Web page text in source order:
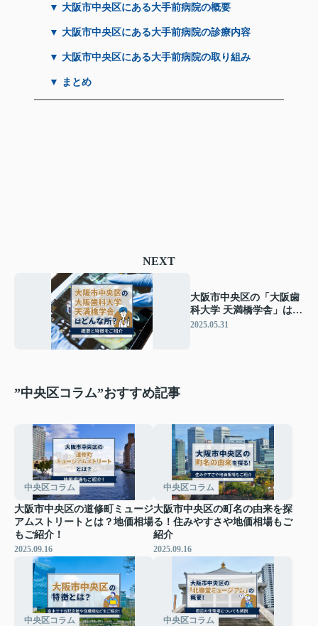
▼ 大阪市中央区にある大手前病院の概要
▼ 大阪市中央区にある大手前病院の診療内容
▼ 大阪市中央区にある大手前病院の取り組み
▼ まとめ
NEXT
大阪市中央区の「大阪歯
科大学 天満橋学舎」はど
んな所？概要と特徴をご
2025.05.31
”中央区コラム”おすすめ記事
中央区コラム
大阪市中央区の道修町ミュージ
アムストリートとは？地価相場
もご紹介！
2025.09.16
中央区コラム
大阪市中央区の町名の由来を探
る！住みやすさや地価相場もご
紹介
2025.09.16
中央区コラム 中央区コラム